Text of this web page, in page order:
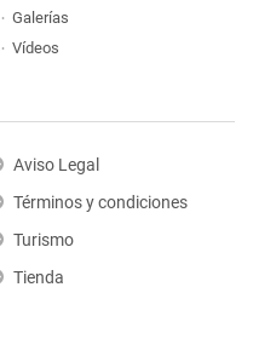
Galerías
Vídeos
Aviso Legal
Términos y condiciones
Turismo
Tienda